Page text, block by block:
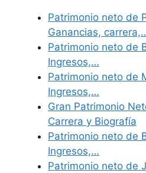
Patrimonio neto de
Ganancias,
Patrimonio neto de
Ingresos,…
Patrimonio neto de
Ingresos,…
Gran Patrimonio
Carrera y Biografía
Patrimonio neto de
Ingresos,…
Patrimonio neto de